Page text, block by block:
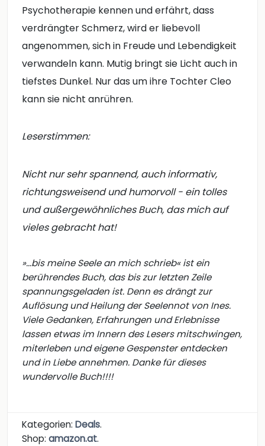
Psychotherapie kennen und erfährt, dass
verdrängter Schmerz, wird er liebevoll
angenommen, sich in Freude und Lebendigkeit
verwandeln kann. Mutig bringt sie Licht auch in
tiefstes Dunkel. Nur das um ihre Tochter Cleo
kann sie nicht anrühren.
Leserstimmen:
Nicht nur sehr spannend, auch informativ,
richtungsweisend und humorvoll - ein tolles
und außergewöhnliches Buch, das mich auf
vieles gebracht hat!
»...bis meine Seele an mich schrieb« ist ein
berührendes Buch, das bis zur letzten Zeile
spannungsgeladen ist. Denn es drängt zur
Auflösung und Heilung der Seelennot von Ines.
Viele Gedanken, Erfahrungen und Erlebnisse
lassen etwas im Innern des Lesers mitschwingen,
miterleben und eigene Gespenster entdecken
und in Liebe annehmen. Danke für dieses
wundervolle Buch!!!!
Kategorien: Deals.
Shop: amazon.at.